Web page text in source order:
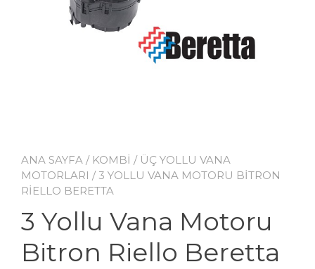
ANA SAYFA / KOMBİ / ÜÇ YOLLU VANA
MOTORLARI / 3 YOLLU VANA MOTORU BITRON
RIELLO BERETTA
3 Yollu Vana Motoru
Bitron Riello Beretta